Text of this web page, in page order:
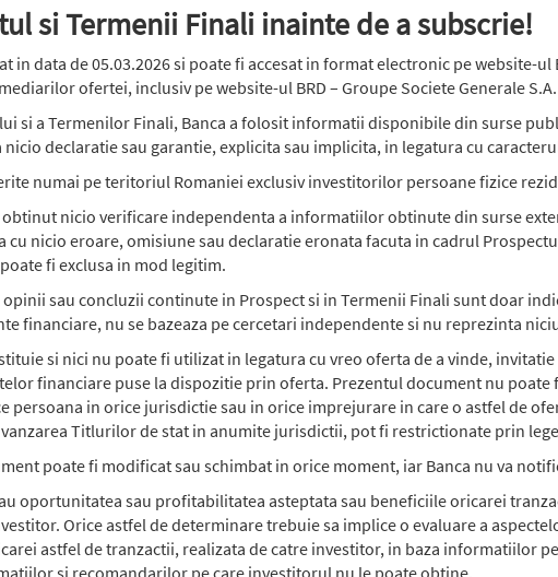
si Termenii Finali inainte de a subscrie!
in data de 05.03.2026 si poate fi accesat in format electronic pe website-
ofertei, inclusiv pe website-ul BRD – Groupe Societe Generale
si a Termenilor Finali, Banca a folosit informatii disponibile din surse
declaratie sau garantie, explicita sau implicita, in legatura cu
numai pe teritoriul Romaniei exclusiv investitorilor persoane fizice
obtinut nicio verificare independenta a informatiilor obtinute din surse
cu nicio eroare, omisiune sau declaratie eronata facuta in cadrul
fi exclusa in mod legitim.
opinii sau concluzii continute in Prospect si in Termenii Finali sunt doar
financiare, nu se bazeaza pe cercetari independente si nu reprezinta
si nici nu poate fi utilizat in legatura cu vreo oferta de a vinde,
financiare puse la dispozitie prin oferta. Prezentul document nu
persoana in orice jurisdictie sau in orice imprejurare in care o astfel de
Titlurilor de stat in anumite jurisdictii, pot fi restrictionate prin
poate fi modificat sau schimbat in orice moment, iar Banca nu va
oportunitatea sau profitabilitatea asteptata sau beneficiile oricarei
Orice astfel de determinare trebuie sa implice o evaluare a
astfel de tranzactii, realizata de catre investitor, in baza informatiilor
si recomandarilor pe care investitorul nu le poate obtine.